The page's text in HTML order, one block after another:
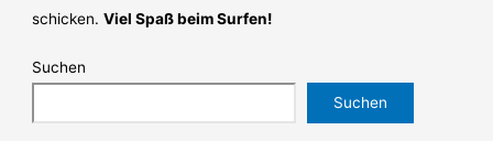
schicken.Viel Spaß beim Surfen!
Suchen
Suchen